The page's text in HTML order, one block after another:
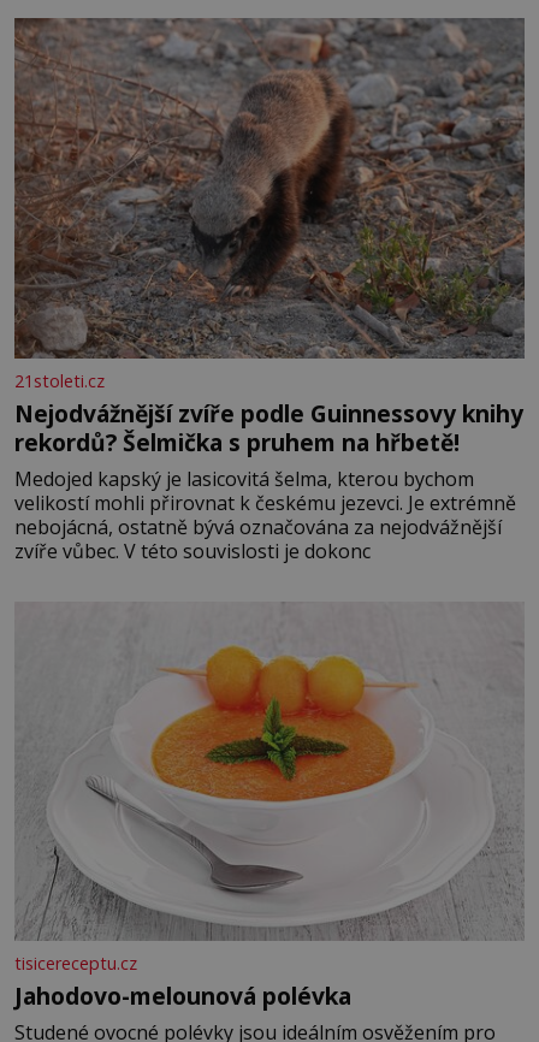
se na koloběžce a den zakončit poznáváním památek ve
Velkých Losinách nebo v termálním
21stoleti.cz
Nejodvážnější zvíře podle Guinnessovy knihy
rekordů? Šelmička s pruhem na hřbetě!
Medojed kapský je lasicovitá šelma, kterou bychom
velikostí mohli přirovnat k českému jezevci. Je extrémně
nebojácná, ostatně bývá označována za nejodvážnější
zvíře vůbec. V této souvislosti je dokonc
tisicereceptu.cz
Jahodovo-melounová polévka
Studené ovocné polévky jsou ideálním osvěžením pro